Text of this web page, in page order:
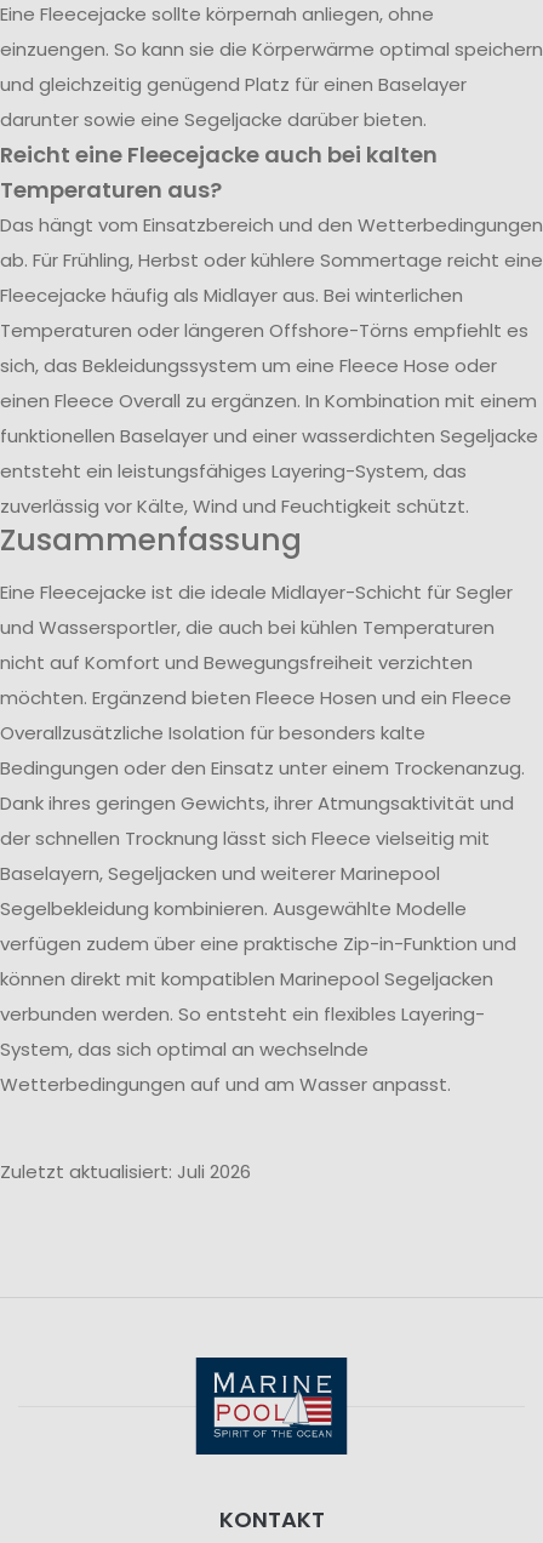
Eine Fleecejacke sollte körpernah anliegen, ohne
einzuengen. So kann sie die Körperwärme optimal speichern
und gleichzeitig genügend Platz für einen Baselayer
darunter sowie eine Segeljacke darüber bieten.
Reicht eine Fleecejacke auch bei kalten
Temperaturen aus?
Das hängt vom Einsatzbereich und den Wetterbedingungen
ab. Für Frühling, Herbst oder kühlere Sommertage reicht eine
Fleecejacke häufig als Midlayer aus. Bei winterlichen
Temperaturen oder längeren Offshore-Törns empfiehlt es
sich, das Bekleidungssystem um eine Fleece Hose oder
einen Fleece Overall zu ergänzen. In Kombination mit einem
funktionellen Baselayer und einer wasserdichten Segeljacke
entsteht ein leistungsfähiges Layering-System, das
zuverlässig vor Kälte, Wind und Feuchtigkeit schützt.
Zusammenfassung
Eine Fleecejacke ist die ideale Midlayer-Schicht für Segler
und Wassersportler, die auch bei kühlen Temperaturen
nicht auf Komfort und Bewegungsfreiheit verzichten
möchten. Ergänzend bieten Fleece Hosen und ein Fleece
Overallzusätzliche Isolation für besonders kalte
Bedingungen oder den Einsatz unter einem Trockenanzug.
Dank ihres geringen Gewichts, ihrer Atmungsaktivität und
der schnellen Trocknung lässt sich Fleece vielseitig mit
Baselayern, Segeljacken und weiterer Marinepool
Segelbekleidung kombinieren. Ausgewählte Modelle
verfügen zudem über eine praktische Zip-in-Funktion und
können direkt mit kompatiblen Marinepool Segeljacken
verbunden werden. So entsteht ein flexibles Layering-
System, das sich optimal an wechselnde
Wetterbedingungen auf und am Wasser anpasst.
Zuletzt aktualisiert: Juli 2026
KONTAKT